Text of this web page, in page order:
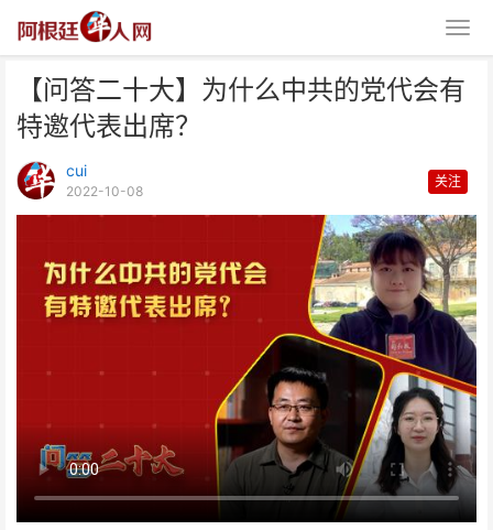
【问答二十大】为什么中共的党代会有
特邀代表出席？
cui
2022-10-08
关注
【问答二十大】为什么中共的党代
会有特邀代表出席？